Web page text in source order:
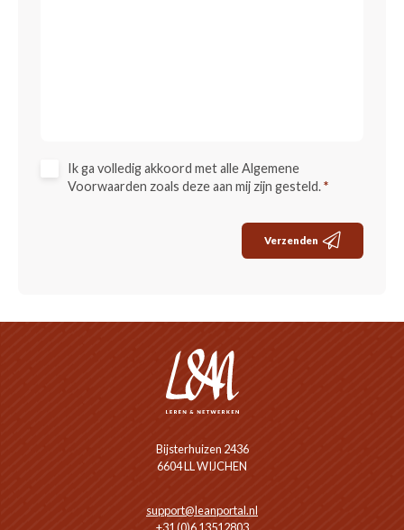
Ik ga volledig akkoord met alle Algemene
Voorwaarden zoals deze aan mij zijn gesteld.*
Verzenden
Bijsterhuizen 2436
6604 LL WIJCHEN
support@leanportal.nl
+31 (0)6 13512803